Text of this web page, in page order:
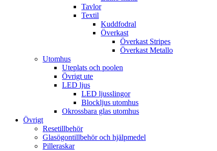
Tavlor
Textil
Kuddfodral
Överkast
Överkast Stripes
Överkast Metallo
Utomhus
Uteplats och poolen
Övrigt ute
LED ljus
LED ljusslingor
Blockljus utomhus
Okrossbara glas utomhus
Övrigt
Resetillbehör
Glasögontillbehör och hjälpmedel
Pilleraskar